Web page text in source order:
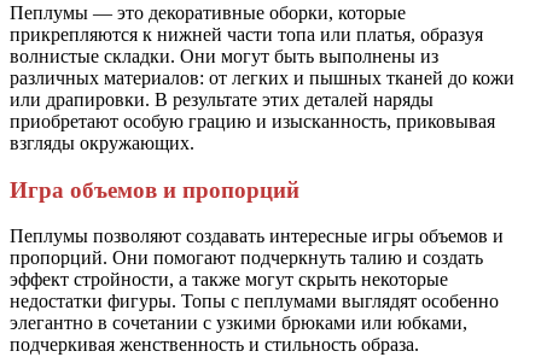
Пеплумы — это декоративные оборки, которые
прикрепляются к нижней части топа или платья, образуя
волнистые складки. Они могут быть выполнены из
различных материалов: от легких и пышных тканей до кожи
или драпировки. В результате этих деталей наряды
приобретают особую грацию и изысканность, приковывая
взгляды окружающих.
Игра объемов и пропорций
Пеплумы позволяют создавать интересные игры объемов и
пропорций. Они помогают подчеркнуть талию и создать
эффект стройности, а также могут скрыть некоторые
недостатки фигуры. Топы с пеплумами выглядят особенно
элегантно в сочетании с узкими брюками или юбками,
подчеркивая женственность и стильность образа.